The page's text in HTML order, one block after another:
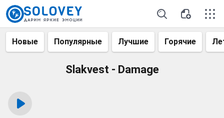
Новые Популярные Лучшие Горячие
Slakvest - Damage